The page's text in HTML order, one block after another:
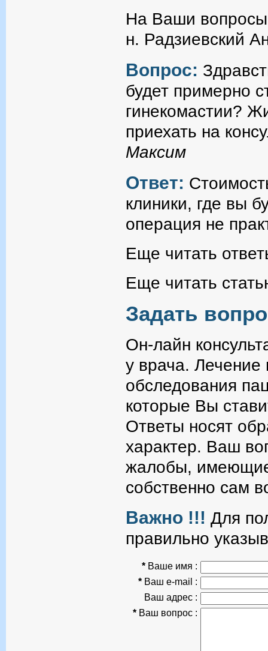
На Ваши вопросы
н. Радзиевский
Вопрос:
будет примерно
гинекомастии?
приехать на
Максим
Ответ:
клиники, где вы
операция не
Еще читать
Еще читать
Задать
Он-лайн
у врача. Лечение
обследования
которые Вы
Ответы носят
характер. Ваш
жалобы,
собственно сам
Важно !!! Для
правильно
* Ваше имя :
* Ваш e-mail :
Ваш адрес :
* Ваш вопрос :